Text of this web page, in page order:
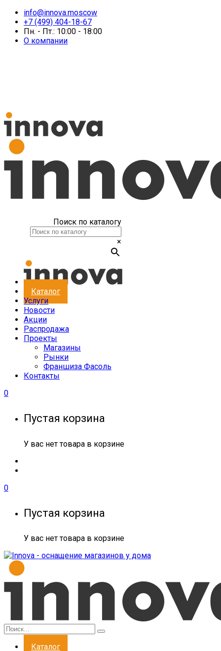
info@innova.moscow
+7 (499) 404-18-67
Пн. - Пт.: 10:00 - 18:00
О компании
Поиск по каталогу
×
Каталог
Услуги
Новости
Акции
Распродажа
Проекты
Магазины
Рынки
Франшиза Фасоль
Контакты
0
Пустая корзина
У вас нет товара в корзине
0
Пустая корзина
У вас нет товара в корзине
Каталог